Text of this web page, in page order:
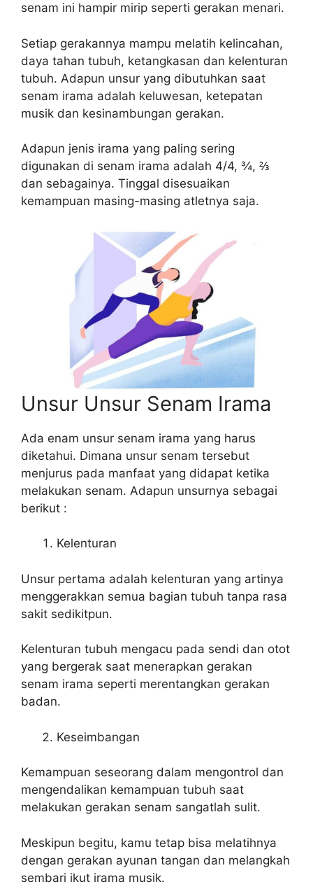
senam ini hampir mirip seperti gerakan menari.
Setiap gerakannya mampu melatih kelincahan,
daya tahan tubuh, ketangkasan dan kelenturan
tubuh. Adapun unsur yang dibutuhkan saat
senam irama adalah keluwesan, ketepatan
musik dan kesinambungan gerakan.
Adapun jenis irama yang paling sering
digunakan di senam irama adalah 4/4, ¾, ⅔
dan sebagainya. Tinggal disesuaikan
kemampuan masing-masing atletnya saja.
Unsur Unsur Senam Irama
Ada enam unsur senam irama yang harus
diketahui. Dimana unsur senam tersebut
menjurus pada manfaat yang didapat ketika
melakukan senam. Adapun unsurnya sebagai
berikut :
Kelenturan
Unsur pertama adalah kelenturan yang artinya
menggerakkan semua bagian tubuh tanpa rasa
sakit sedikitpun.
Kelenturan tubuh mengacu pada sendi dan otot
yang bergerak saat menerapkan gerakan
senam irama seperti merentangkan gerakan
badan.
Keseimbangan
Kemampuan seseorang dalam mengontrol dan
mengendalikan kemampuan tubuh saat
melakukan gerakan senam sangatlah sulit.
Meskipun begitu, kamu tetap bisa melatihnya
dengan gerakan ayunan tangan dan melangkah
sembari ikut irama musik.